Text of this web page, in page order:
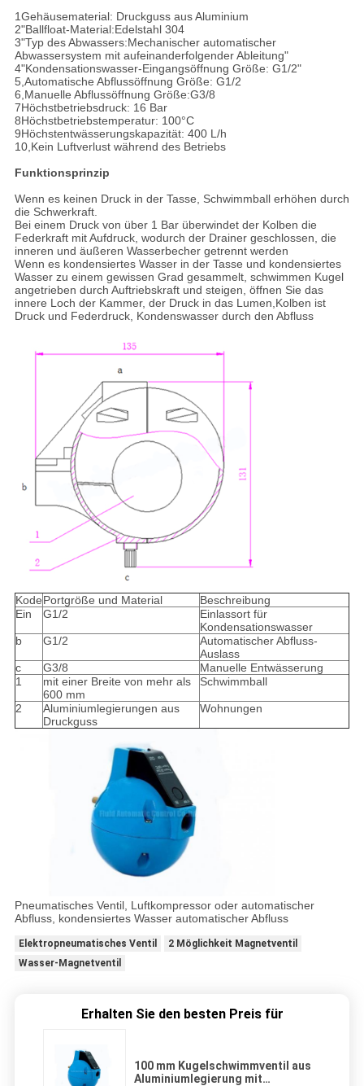
1Gehäusematerial: Druckguss aus Aluminium
2"Ballfloat-Material:Edelstahl 304
3"Typ des Abwassers:Mechanischer automatischer
Abwassersystem mit aufeinanderfolgender Ableitung"
4"Kondensationswasser-Eingangsöffnung Größe: G1/2"
5,Automatische Abflussöffnung Größe: G1/2
6,Manuelle Abflussöffnung Größe:G3/8
7Höchstbetriebsdruck: 16 Bar
8Höchstbetriebstemperatur: 100°C
9Höchstentwässerungskapazität: 400 L/h
10,Kein Luftverlust während des Betriebs
Funktionsprinzip
Wenn es keinen Druck in der Tasse, Schwimmball erhöhen durch
die Schwerkraft.
Bei einem Druck von über 1 Bar überwindet der Kolben die
Federkraft mit Aufdruck, wodurch der Drainer geschlossen, die
inneren und äußeren Wasserbecher getrennt werden
Wenn es kondensiertes Wasser in der Tasse und kondensiertes
Wasser zu einem gewissen Grad gesammelt, schwimmen Kugel
angetrieben durch Auftriebskraft und steigen, öffnen Sie das
innere Loch der Kammer, der Druck in das Lumen,Kolben ist
Druck und Federdruck, Kondenswasser durch den Abfluss
KodePortgröße und Material
Beschreibung
Ein
G1/2
Einlassort für
Kondensationswasser
b
G1/2
Automatischer Abfluss-
Auslass
c
G3/8
Manuelle Entwässerung
1
mit einer Breite von mehr als
600 mm
Schwimmball
2
Aluminiumlegierungen aus
Druckguss
Wohnungen
Pneumatisches Ventil, Luftkompressor oder automatischer
Abfluss, kondensiertes Wasser automatischer Abfluss
Elektropneumatisches Ventil
2 Möglichkeit Magnetventil
Wasser-Magnetventil
Erhalten Sie den besten Preis für
100 mm Kugelschwimmventil aus
Aluminiumlegierung mit